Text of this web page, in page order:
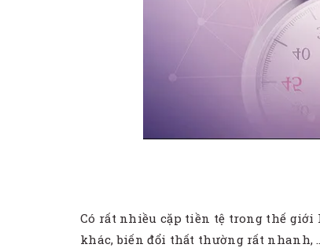
Có rất nhiều cặp tiền tệ trong thế giới
khác, biến đổi thất thường rất nhanh,